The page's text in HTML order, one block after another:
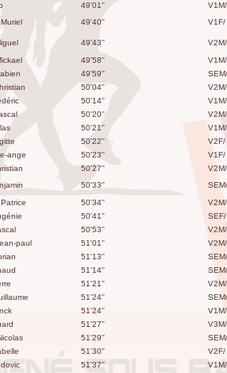
49'01''
V1M/
49'40'' V1F/
49'43''
V2M/
49'58''
V1M/
49'59''
SEM/
50'04''
V2M/
50'14''
V1M/
50'20''
V2M/
50'21''
V1M/
50'22''
V2F/
ange 50'23''
V1F/
50'27''
V2M/
50'33''
SEM/
50'34''
V2M/
50'41''
SEF/
50'53''
V2M/
paul 51'01''
V2M/
51'13''
SEM/
51'14''
SEM/
51'21''
V2M/
51'24''
SEM/
51'24''
V1M/
51'27''
V3M/
51'29''
SEM/
51'30''
V2F/
51'37''
V1M/